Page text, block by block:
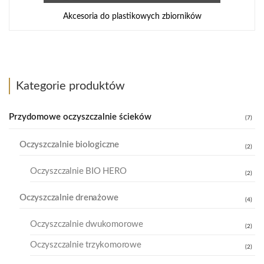
Akcesoria do plastikowych zbiorników
Kategorie produktów
Przydomowe oczyszczalnie ścieków (7)
Oczyszczalnie biologiczne (2)
Oczyszczalnie BIO HERO (2)
Oczyszczalnie drenażowe (4)
Oczyszczalnie dwukomorowe (2)
Oczyszczalnie trzykomorowe (2)